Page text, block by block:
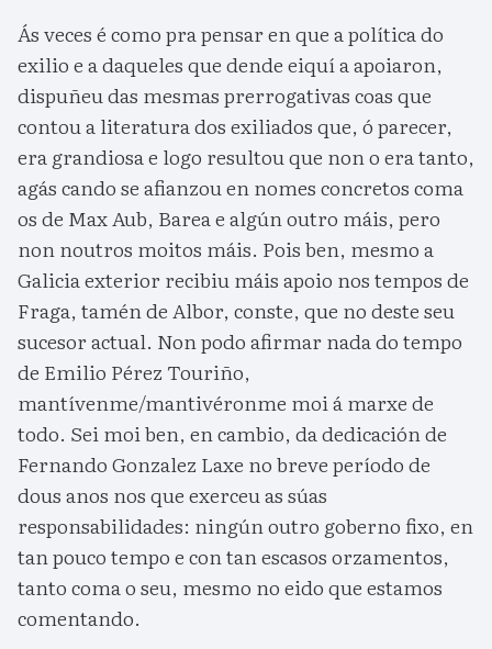
Ás veces é como pra pensar en que a política do
exilio e a daqueles que dende eiquí a apoiaron,
dispuñeu das mesmas prerrogativas coas que
contou a literatura dos exiliados que, ó parecer,
era grandiosa e logo resultou que non o era tanto,
agás cando se afianzou en nomes concretos coma
os de Max Aub, Barea e algún outro máis, pero
non noutros moitos máis. Pois ben, mesmo a
Galicia exterior recibiu máis apoio nos tempos de
Fraga, tamén de Albor, conste, que no deste seu
sucesor actual. Non podo afirmar nada do tempo
de Emilio Pérez Touriño,
mantívenme/mantivéronme moi á marxe de
todo. Sei moi ben, en cambio, da dedicación de
Fernando Gonzalez Laxe no breve período de
dous anos nos que exerceu as súas
responsabilidades: ningún outro goberno fixo, en
tan pouco tempo e con tan escasos orzamentos,
tanto coma o seu, mesmo no eido que estamos
comentando.